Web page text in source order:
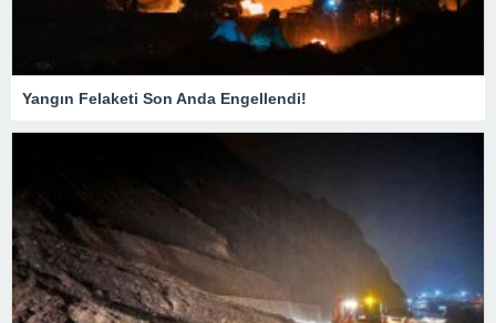
Yangın Felaketi Son Anda Engellendi!